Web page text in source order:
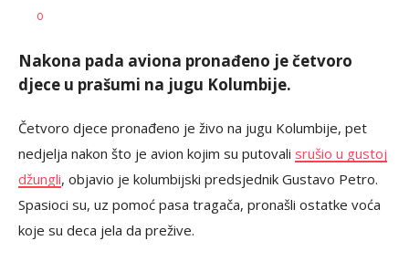
AUTOR
0
Nakona pada aviona pronađeno je četvoro
djece u prašumi na jugu Kolumbije.
Četvoro djece pronađeno je živo na jugu Kolumbije, pet
nedjelja nakon što je avion kojim su putovali srušio u gustoj
džungli, objavio je kolumbijski predsjednik Gustavo Petro.
Spasioci su, uz pomoć pasa tragača, pronašli ostatke voća
koje su deca jela da prežive.